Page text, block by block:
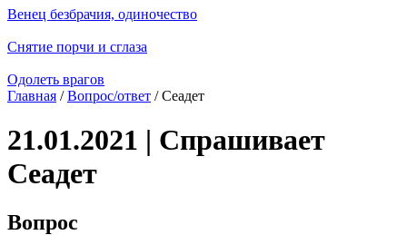
Венец безбрачия, одиночество
Снятие порчи и сглаза
Одолеть врагов
Главная /Вопрос/ответ / Сеадет
21.01.2021 | Спрашивает
Сеадет
Вопрос